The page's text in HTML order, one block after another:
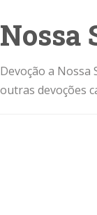
Nossa
Devoção a Nossa
outras devoções